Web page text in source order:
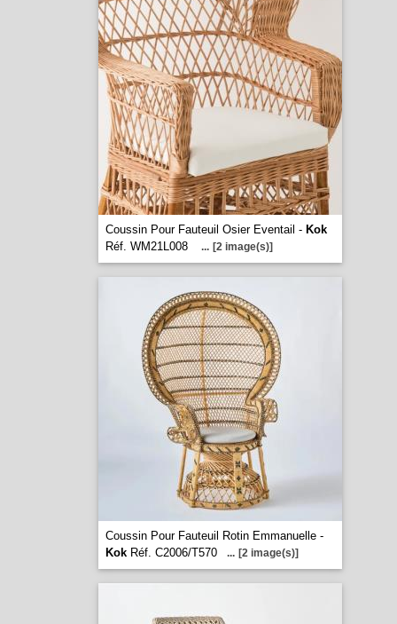
Coussin Pour Fauteuil Osier Eventail - Kok
Réf. WM21L008
... [2 image(s)]
Coussin Pour Fauteuil Rotin Emmanuelle -
KokRéf. C2006/T570 ... [2 image(s)]